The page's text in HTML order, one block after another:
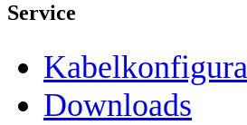
Service
Downloads